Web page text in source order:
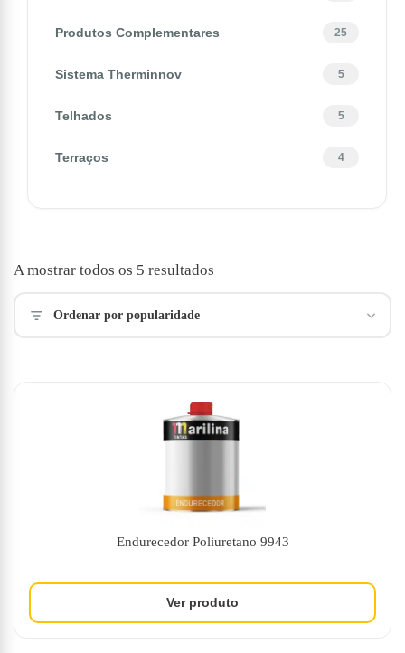
Produtos Complementares 25
Sistema Therminnov 5
Telhados 5
Terraços 4
A mostrar todos os 5 resultados
Ordenar por popularidade
Endurecedor Poliuretano 9943